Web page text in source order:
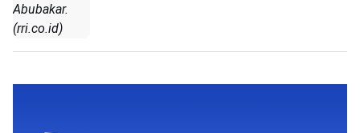
Abubakar.
(rri.co.id)